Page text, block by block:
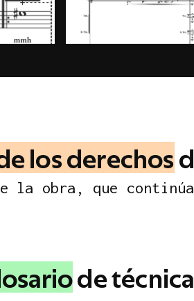
elosderechosd
e la obra , que continúa
osariodetécnica